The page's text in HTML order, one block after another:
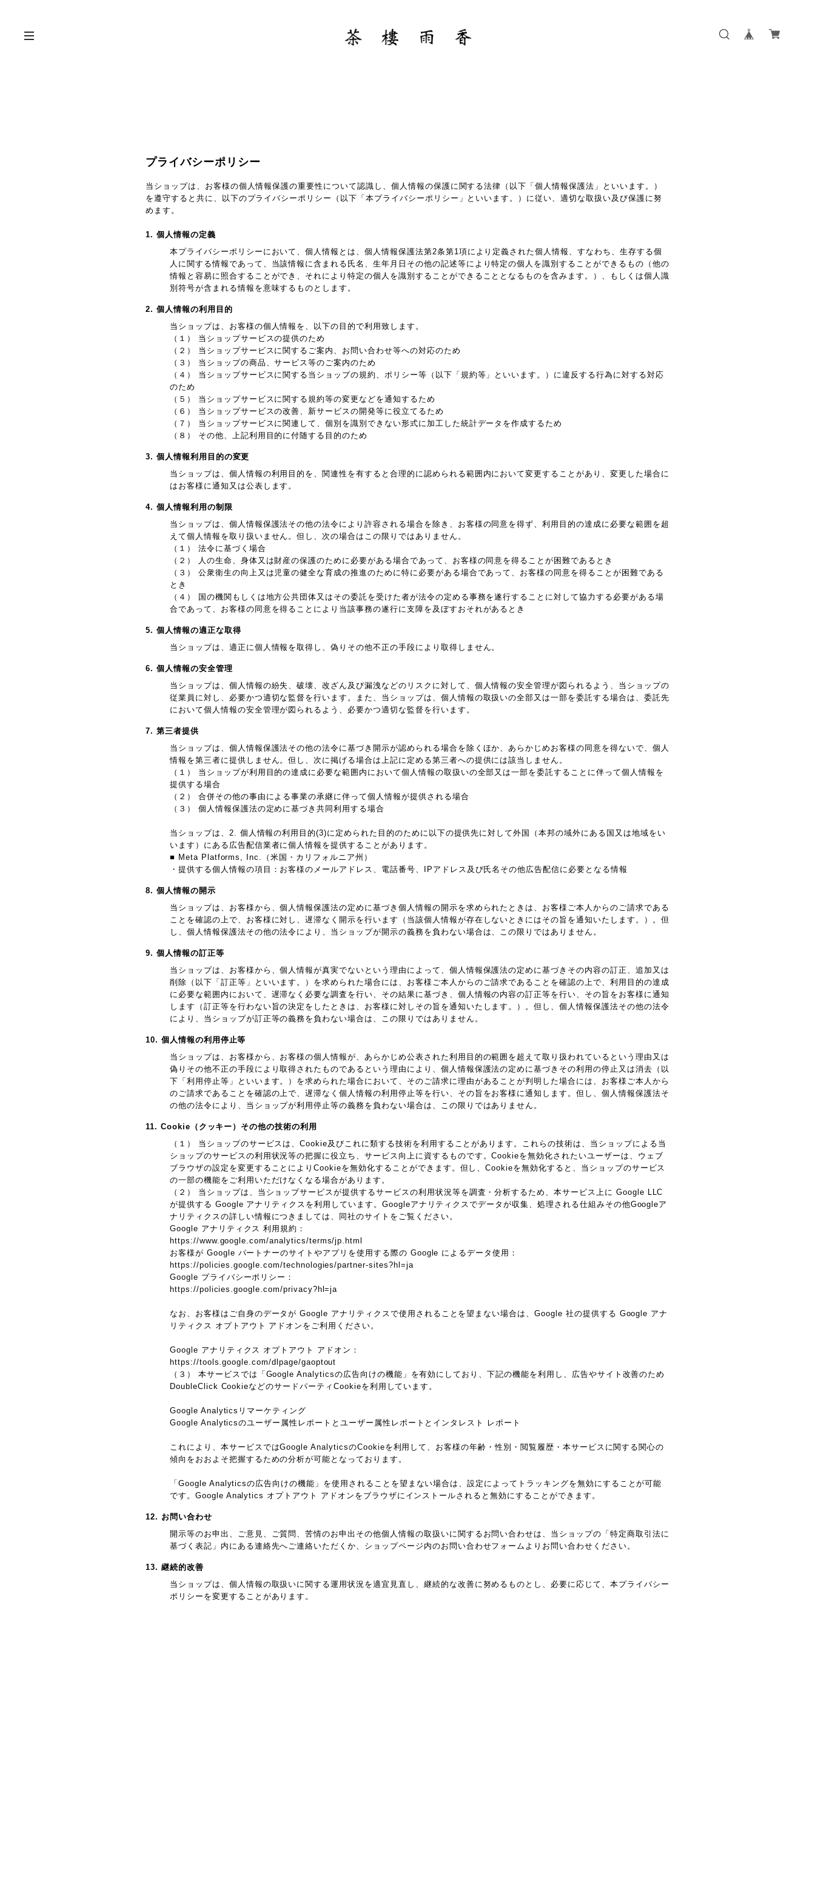
プライバシーポリシー
当ショップは、お客様の個人情報保護の重要性について認識し、個人情報の保護に関する法律（以下「個人情報保護法」といいます。）
を遵守すると共に、以下のプライバシーポリシー（以下「本プライバシーポリシー」といいます。）に従い、適切な取扱い及び保護に努
めます。
1. 個人情報の定義
本プライバシーポリシーにおいて、個人情報とは、個人情報保護法第2条第1項により定義された個人情報、すなわち、生存する個
人に関する情報であって、当該情報に含まれる氏名、生年月日その他の記述等により特定の個人を識別することができるもの（他の
情報と容易に照合することができ、それにより特定の個人を識別することができることとなるものを含みます。）、もしくは個人識
別符号が含まれる情報を意味するものとします。
2. 個人情報の利用目的
当ショップは、お客様の個人情報を、以下の目的で利用致します。
（１） 当ショップサービスの提供のため
（２） 当ショップサービスに関するご案内、お問い合わせ等への対応のため
（３） 当ショップの商品、サービス等のご案内のため
（４） 当ショップサービスに関する当ショップの規約、ポリシー等（以下「規約等」といいます。）に違反する行為に対する対応
のため
（５） 当ショップサービスに関する規約等の変更などを通知するため
（６） 当ショップサービスの改善、新サービスの開発等に役立てるため
（７） 当ショップサービスに関連して、個別を識別できない形式に加工した統計データを作成するため
（８） その他、上記利用目的に付随する目的のため
3. 個人情報利用目的の変更
当ショップは、個人情報の利用目的を、関連性を有すると合理的に認められる範囲内において変更することがあり、変更した場合に
はお客様に通知又は公表します。
4. 個人情報利用の制限
当ショップは、個人情報保護法その他の法令により許容される場合を除き、お客様の同意を得ず、利用目的の達成に必要な範囲を超
えて個人情報を取り扱いません。但し、次の場合はこの限りではありません。
（１） 法令に基づく場合
（２） 人の生命、身体又は財産の保護のために必要がある場合であって、お客様の同意を得ることが困難であるとき
（３） 公衆衛生の向上又は児童の健全な育成の推進のために特に必要がある場合であって、お客様の同意を得ることが困難である
とき
（４） 国の機関もしくは地方公共団体又はその委託を受けた者が法令の定める事務を遂行することに対して協力する必要がある場
合であって、お客様の同意を得ることにより当該事務の遂行に支障を及ぼすおそれがあるとき
5. 個人情報の適正な取得
当ショップは、適正に個人情報を取得し、偽りその他不正の手段により取得しません。
6. 個人情報の安全管理
当ショップは、個人情報の紛失、破壊、改ざん及び漏洩などのリスクに対して、個人情報の安全管理が図られるよう、当ショップの
従業員に対し、必要かつ適切な監督を行います。また、当ショップは、個人情報の取扱いの全部又は一部を委託する場合は、委託先
において個人情報の安全管理が図られるよう、必要かつ適切な監督を行います。
7. 第三者提供
当ショップは、個人情報保護法その他の法令に基づき開示が認められる場合を除くほか、あらかじめお客様の同意を得ないで、個人
情報を第三者に提供しません。但し、次に掲げる場合は上記に定める第三者への提供には該当しません。
（１） 当ショップが利用目的の達成に必要な範囲内において個人情報の取扱いの全部又は一部を委託することに伴って個人情報を
提供する場合
（２） 合併その他の事由による事業の承継に伴って個人情報が提供される場合
（３） 個人情報保護法の定めに基づき共同利用する場合
当ショップは、2. 個人情報の利用目的(3)に定められた目的のために以下の提供先に対して外国（本邦の域外にある国又は地域をい
います）にある広告配信業者に個人情報を提供することがあります。
■ Meta Platforms, Inc.（米国・カリフォルニア州）
・提供する個人情報の項目：お客様のメールアドレス、電話番号、IPアドレス及び氏名その他広告配信に必要となる情報
8. 個人情報の開示
当ショップは、お客様から、個人情報保護法の定めに基づき個人情報の開示を求められたときは、お客様ご本人からのご請求である
ことを確認の上で、お客様に対し、遅滞なく開示を行います（当該個人情報が存在しないときにはその旨を通知いたします。）。但
し、個人情報保護法その他の法令により、当ショップが開示の義務を負わない場合は、この限りではありません。
9. 個人情報の訂正等
当ショップは、お客様から、個人情報が真実でないという理由によって、個人情報保護法の定めに基づきその内容の訂正、追加又は
削除（以下「訂正等」といいます。）を求められた場合には、お客様ご本人からのご請求であることを確認の上で、利用目的の達成
に必要な範囲内において、遅滞なく必要な調査を行い、その結果に基づき、個人情報の内容の訂正等を行い、その旨をお客様に通知
します（訂正等を行わない旨の決定をしたときは、お客様に対しその旨を通知いたします。）。但し、個人情報保護法その他の法令
により、当ショップが訂正等の義務を負わない場合は、この限りではありません。
10. 個人情報の利用停止等
当ショップは、お客様から、お客様の個人情報が、あらかじめ公表された利用目的の範囲を超えて取り扱われているという理由又は
偽りその他不正の手段により取得されたものであるという理由により、個人情報保護法の定めに基づきその利用の停止又は消去（以
下「利用停止等」といいます。）を求められた場合において、そのご請求に理由があることが判明した場合には、お客様ご本人から
のご請求であることを確認の上で、遅滞なく個人情報の利用停止等を行い、その旨をお客様に通知します。但し、個人情報保護法そ
の他の法令により、当ショップが利用停止等の義務を負わない場合は、この限りではありません。
11. Cookie（クッキー）その他の技術の利用
（１） 当ショップのサービスは、Cookie及びこれに類する技術を利用することがあります。これらの技術は、当ショップによる当
ショップのサービスの利用状況等の把握に役立ち、サービス向上に資するものです。Cookieを無効化されたいユーザーは、ウェブ
ブラウザの設定を変更することによりCookieを無効化することができます。但し、Cookieを無効化すると、当ショップのサービス
の一部の機能をご利用いただけなくなる場合があります。
（２） 当ショップは、当ショップサービスが提供するサービスの利用状況等を調査・分析するため、本サービス上に Google LLC
が提供する Google アナリティクスを利用しています。Googleアナリティクスでデータが収集、処理される仕組みその他Googleア
ナリティクスの詳しい情報につきましては、同社のサイトをご覧ください。
Google アナリティクス 利用規約：
https://www.google.com/analytics/terms/jp.html
お客様が Google パートナーのサイトやアプリを使用する際の Google によるデータ使用：
https://policies.google.com/technologies/partner-sites?hl=ja
Google プライバシーポリシー：
https://policies.google.com/privacy?hl=ja
なお、お客様はご自身のデータが Google アナリティクスで使用されることを望まない場合は、Google 社の提供する Google アナ
リティクス オプトアウト アドオンをご利用ください。
Google アナリティクス オプトアウト アドオン：
https://tools.google.com/dlpage/gaoptout
（３） 本サービスでは「Google Analyticsの広告向けの機能」を有効にしており、下記の機能を利用し、広告やサイト改善のため
DoubleClick CookieなどのサードパーティCookieを利用しています。
Google Analyticsリマーケティング
Google Analyticsのユーザー属性レポートとユーザー属性レポートとインタレスト レポート
これにより、本サービスではGoogle AnalyticsのCookieを利用して、お客様の年齢・性別・閲覧履歴・本サービスに関する関心の
傾向をおおよそ把握するための分析が可能となっております。
「Google Analyticsの広告向けの機能」を使用されることを望まない場合は、設定によってトラッキングを無効にすることが可能
です。Google Analytics オプトアウト アドオンをブラウザにインストールされると無効にすることができます。
12. お問い合わせ
開示等のお申出、ご意見、ご質問、苦情のお申出その他個人情報の取扱いに関するお問い合わせは、当ショップの「特定商取引法に
基づく表記」内にある連絡先へご連絡いただくか、ショップページ内のお問い合わせフォームよりお問い合わせください。
13. 継続的改善
当ショップは、個人情報の取扱いに関する運用状況を適宜見直し、継続的な改善に努めるものとし、必要に応じて、本プライバシー
ポリシーを変更することがあります。